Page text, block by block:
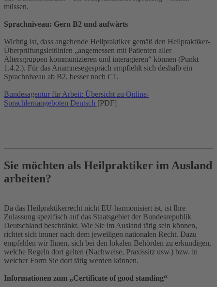
müssen.
Sprachniveau: Gern B2 und aufwärts
Wichtig ist, dass angehende Heilpraktiker gemäß den Heilpraktiker-
Überprüfungsleitlinien „angemessen mit Patienten aller
Altersgruppen kommunizieren und interagieren“ können (Punkt
1.4.2.). Für das Anamnesegespräch empfiehlt sich deshalb ein
Sprachniveau ab B2, besser noch C1.
Bundesagentur für Arbeit: Übersicht zu Online-
Sprachlernangeboten Deutsch [PDF]
Sie möchten als Heilpraktiker im Ausland
arbeiten?
Da das Heilpraktikerrecht nicht EU-harmonisiert ist, ist Ihre
Zulassung spezifisch auf das Staatsgebiet der Bundesrepublik
Deutschland beschränkt. Wie Sie im Ausland tätig sein können,
richtet sich immer nach dem jeweiligen nationalen Recht. Dazu
empfehlen wir Ihnen, sich bei den lokalen Behörden zu erkundigen,
welche Regeln dort gelten (Nachweise, Praxissitz usw.) bzw. in
welcher Form Sie dort tätig werden können.
Informationen zum „Certificate of good standing“